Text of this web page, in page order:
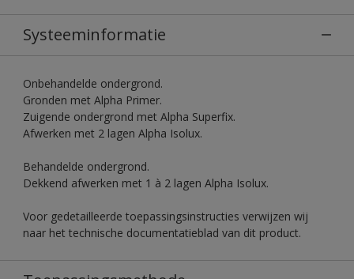
Systeeminformatie
Onbehandelde ondergrond.
Gronden met Alpha Primer.
Zuigende ondergrond met Alpha Superfix.
Afwerken met 2 lagen Alpha Isolux.
Behandelde ondergrond.
Dekkend afwerken met 1 à 2 lagen Alpha Isolux.
Voor gedetailleerde toepassingsinstructies verwijzen wij
naar het technische documentatieblad van dit product.